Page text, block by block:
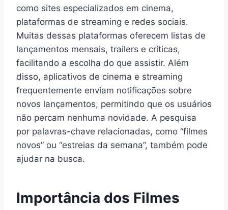
como sites especializados em cinema,
plataformas de streaming e redes sociais.
Muitas dessas plataformas oferecem listas de
lançamentos mensais, trailers e críticas,
facilitando a escolha do que assistir. Além
disso, aplicativos de cinema e streaming
frequentemente enviam notificações sobre
novos lançamentos, permitindo que os usuários
não percam nenhuma novidade. A pesquisa
por palavras-chave relacionadas, como “filmes
novos” ou “estreias da semana”, também pode
ajudar na busca.
Importância dos Filmes